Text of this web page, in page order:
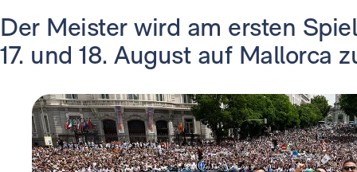
Der Meister wird am ersten
17. und 18. August auf Mallorca